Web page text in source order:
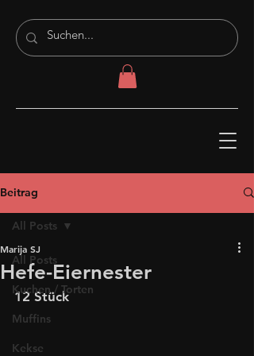
Beitrag
All Posts
Kuchen / Torten
Muffins
Kekse
All Posts
Hefe-Eiernester
Marija SJ
12 Stück